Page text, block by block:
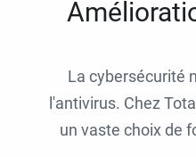
La cybersécurité
l'antivirus. Chez
un vaste choix de